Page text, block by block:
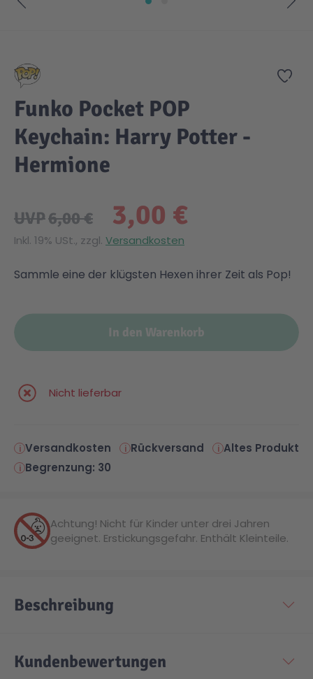
Zur
Funko Pocket POP
Keychain: Harry Potter -
Hermione
3,00 €
UVP6,00 €
Inkl. 19% USt., zzgl. Versandkosten
Sammle eine der klügsten Hexen ihrer Zeit als Pop!
In den Warenkorb
Nicht lieferbar
Versandkosten Rückversand
Altes Produkt
Begrenzung: 30
Achtung! Nicht für Kinder unter drei Jahren
geeignet. Erstickungsgefahr. Enthält Kleinteile.
Beschreibung
Kundenbewertungen